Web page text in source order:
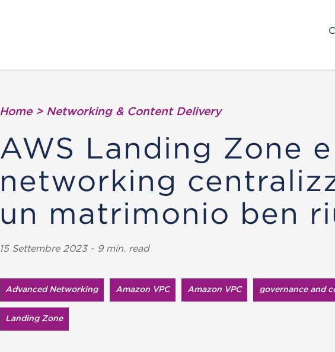
Home > Networking & Content Delivery
AWS Landing Zone e
networking
un matrimonio ben
15 Settembre 2023 - 9 min. read
Advanced Networking Amazon VPC Amazon VPC governance and
Landing Zone